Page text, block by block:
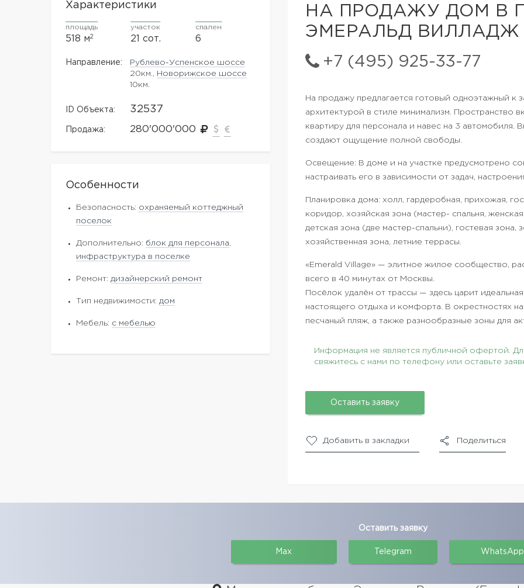
НА ПРОДАЖУ ДОМ В
ЭМЕРАЛЬД ВИЛЛАДЖ
+7 (495) 925-33-77
Характеристики
площадь
518 м2
участок
21 сот.
спален
6
Направление:
Рублево-Успенское шоссе
20км.,
Новорижское шоссе
10км.
ID Объекта: 32537
Продажа: 280'000'000
Особенности
Безопасность: охраняемый коттеджный
поселок
Дополнительно: блок для персонала
инфраструктура в поселке
Ремонт: дизайнерский ремонт
Тип недвижимости: дом
Мебель: с мебелью
На продажу предлагается готовый одноэтажный к
архитектурой в стиле минимализм. Пространство
квартиру для персонала и навес на 3 автомобиля.
создают ощущение полной свободы.
Освещение: В доме и на участке предусмотрено
настраивать его в зависимости от задач,
Планировка дома: холл, гардеробная, прихожая,
коридор, хозяйская зона (мастер- спальня,
детская зона (две мастер-спальни), гостевая
хозяйственная зона, летние террасы.
«Emerald Village» — элитное жилое сообщество,
всего в 40 минутах от Москвы.
Посёлок удалён от трассы — здесь царит
настоящего отдыха и комфорта. В окрестностях
песчаный пляж, а также разнообразные зоны для
Информация не является публичной офертой.
свяжитесь с нами по телефону или оставьте
Оставить заявку
Добавить в закладки Поделиться
Оставить заявку
Max Telegram WhatsApp